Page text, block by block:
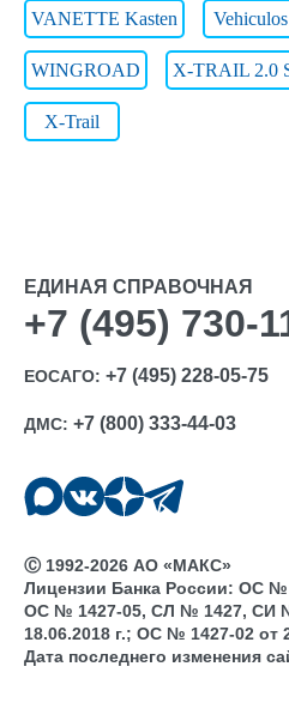
VANETTE Kasten Vehiculos
WINGROAD X-TRAIL 2.0
X-Trail
ЕДИНАЯ СПРАВОЧНАЯ
+7 (495) 730-
ЕОСАГО: +7 (495) 228-05-75
ДМС: +7 (800) 333-44-03
Ⓒ 1992-2026 АО «МАКС»
Лицензии Банка России: ОС
ОС № 1427-05, СЛ № 1427, СИ
18.06.2018 г.; ОС № 1427-02 от
Дата последнего изменения